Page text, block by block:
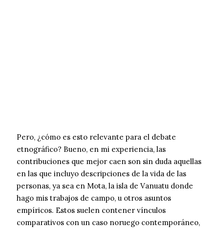
Pero, ¿cómo es esto relevante para el debate
etnográfico? Bueno, en mi experiencia, las
contribuciones que mejor caen son sin duda aquellas
en las que incluyo descripciones de la vida de las
personas, ya sea en Mota, la isla de Vanuatu donde
hago mis trabajos de campo, u otros asuntos
empíricos. Estos suelen contener vínculos
comparativos con un caso noruego contemporáneo,